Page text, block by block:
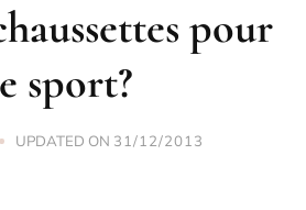
pour
sport?
UPDATED ON 31/12/2013